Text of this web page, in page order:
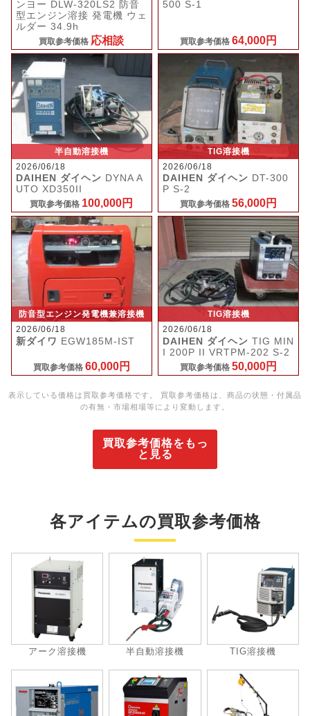
ンヨー DLW-320LS2 防音
型エンジン溶接 発電機 ウェ
ルダー 34.9h
買取参考価格 応相談
500 S-1
買取参考価格64,000円
半自動溶接機
2026/06/18
DAIHEN ダイヘン DYNA A
UTO XD350II
買取参考価格 100,000円
TIG溶接機
2026/06/18
DAIHEN ダイヘン DT-300
P S-2
買取参考価格56,000円
防音型エンジン発電機兼溶接機
2026/06/18
新ダイワ EGW185M-IST
買取参考価格 60,000円
TIG溶接機
2026/06/18
DAIHEN ダイヘン TIG MIN
I 200P II VRTPM-202 S-2
買取参考価格50,000円
表示している価格は買取参考価格です。 買取参考価格は、商品の状態・付属品
の有無・市場相場等により変動します。
買取参考価格をもっ
と見る
各アイテムの買取参考価格
アーク溶接機 半自動溶接機 TIG溶接機